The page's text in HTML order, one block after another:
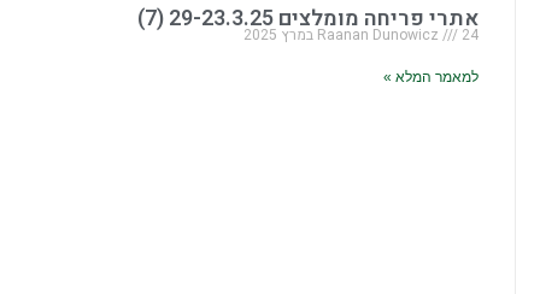
אתרי פריחה מומלצים 29-23.3.25 (7)
Raanan Dunowicz 24 במרץ 2025
למאמר המלא »